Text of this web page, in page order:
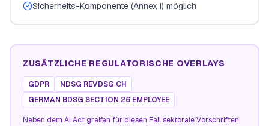
Sicherheits-Komponente (Annex I) möglich
ZUSÄTZLICHE REGULATORISCHE OVERLAYS
GDPR
NDSG REVDSG CH
GERMAN BDSG SECTION 26 EMPLOYEE
Neben dem AI Act greifen für diesen Fall sektorale Vorschriften,